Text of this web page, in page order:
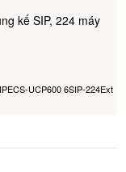
kế SIP, 224 máy
UCP600 6SIP-224Ext